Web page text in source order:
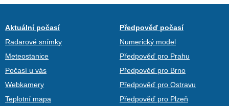
Aktuální počasí
Radarové snímky
Meteostanice
Počasí u vás
Webkamery
Teplotní mapa
Předpověď počasí
Numerický model
Předpověď pro Prahu
Předpověď pro Brno
Předpověď pro Ostravu
Předpověď pro Plzeň